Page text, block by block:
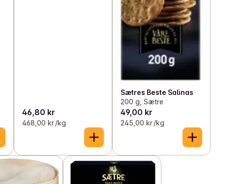
46,80 kr
468,00 kr /kg
Sætres Beste Salinas
200 g, Sætre
49,00 kr
245,00 kr /kg